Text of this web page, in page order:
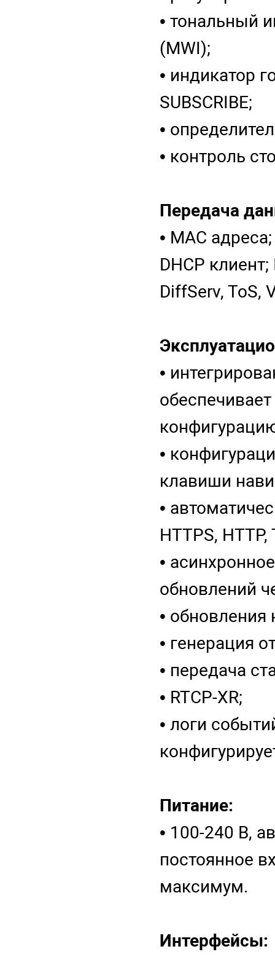
• тональный
(MWI);
• индикатор
SUBSCRIBE;
•
• контроль
Передача
• MAC
DHCP клиент;
DiffServ, ToS,
•
•
клавиши
•
HTTPS,
•
обновлений
•
• генерация
• передача
• RTCP-XR;
• логи
Питание:
• 100-240 В,
постоянное
максимум.
Интерфейсы: